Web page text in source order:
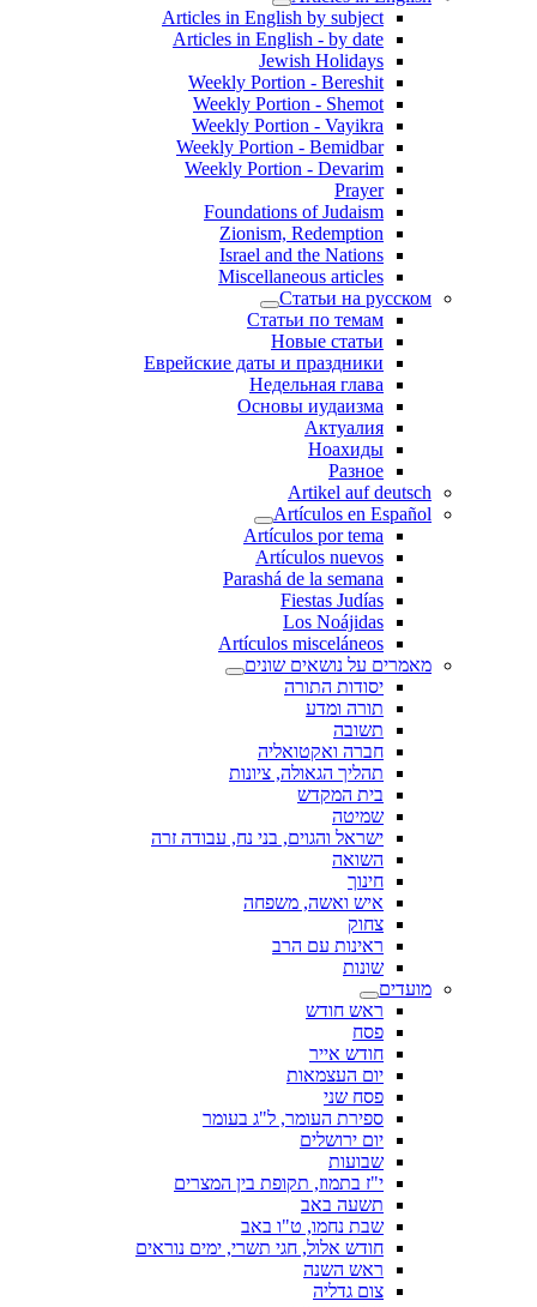
Articles in English by subject
Articles in English - by date
Jewish Holidays
Weekly Portion - Bereshit
Weekly Portion - Shemot
Weekly Portion - Vayikra
Weekly Portion - Bemidbar
Weekly Portion - Devarim
Prayer
Foundations of Judaism
Zionism, Redemption
Israel and the Nations
Miscellaneous articles
Статьи на русском
Статьи по темам
Новые статьи
Еврейские даты и праздники
Недельная глава
Основы иудаизма
Актуалия
Ноахиды
Разное
Artikel auf deutsch
Artículos en Español
Artículos por tema
Artículos nuevos
Parashá de la semana
Fiestas Judías
Los Noájidas
Artículos misceláneos
מאמרים על נושאים שונים
יסודות התורה
תורה ומדע
תשובה
חברה ואקטואליה
תהליך הגאולה, ציונות
בית המקדש
שמיטה
ישראל והגוים, בני נח, עבודה זרה
השואה
חינוך
איש ואשה, משפחה
צחוק
ראינות עם הרב
שונות
מועדים
ראש חודש
פסח
חודש אייר
יום העצמאות
פסח שני
ספירת העומר, ל"ג בעומר
יום ירושלים
שבועות
י"ז בתמוז, תקופת בין המצרים
תשעה באב
שבת נחמו, ט"ו באב
חודש אלול, חגי תשרי, ימים נוראים
ראש השנה
צום גדליה